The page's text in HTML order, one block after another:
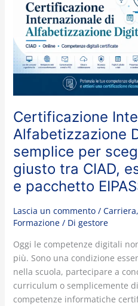
Certificazione
Alfabetizzazione
semplice per
giusto tra CIAD,
e pacchetto
Lascia un commento / Carriera,
Formazione/ Di gestore
Oggi le competenze digitali
più. Sono una condizione
nella scuola, partecipare a
curriculum o semplicemente
competenze informatiche
Alfabetizzazione
Digitale:
guida
semplice
per
giusto
tra
CIAD,
esame
integrativo
e
EIPASS